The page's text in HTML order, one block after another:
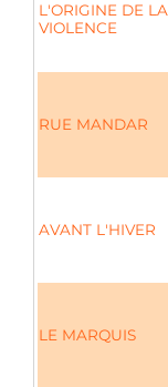
L'ORIGINE DE LA
VIOLENCE
RUE MANDAR
AVANT L'HIVER
LE MARQUIS